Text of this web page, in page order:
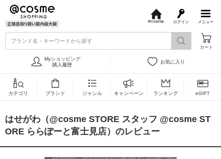
メニュー
ログイン
s
ブランド名・キーワードから探す
カート
Myショッピング
購入履歴
お気に入り
カテゴリ ブランド ジャンル キャンペーン ランキング eGIFT
はせがわ（@cosme STORE スタッフ @cosme ST
ORE ららぽーと富士見店）のレビュー